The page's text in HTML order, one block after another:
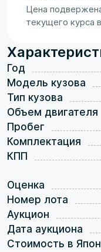
Год
Модель кузова
Тип кузова
Объем двигателя
Пробег
Комплектация
КПП
Оценка
Номер лота
Аукцион
Дата аукциона
Стоимость в
Цена
текущего курса